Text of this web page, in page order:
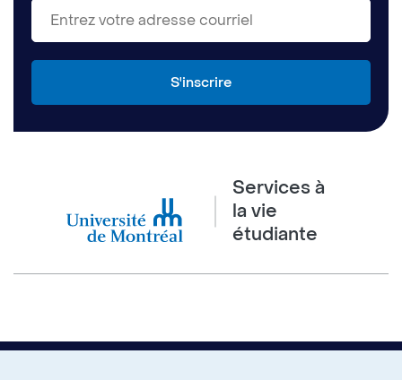
Services à
la vie
étudiante